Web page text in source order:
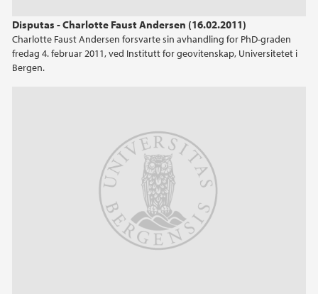
Disputas - Charlotte Faust Andersen (16.02.2011)
Charlotte Faust Andersen forsvarte sin avhandling for PhD-graden
fredag 4. februar 2011, ved Institutt for geovitenskap, Universitetet i
Bergen.
2015
2014
2012
2011
2010
2009